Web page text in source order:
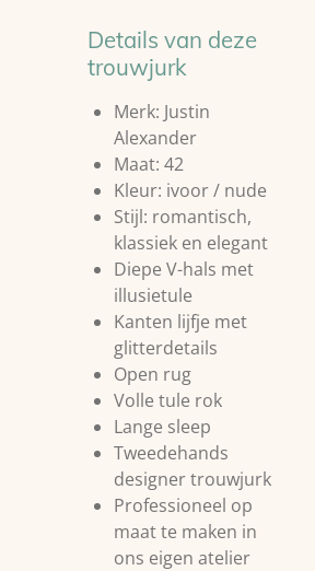
Details van deze
trouwjurk
Merk: Justin
Alexander
Maat: 42
Kleur: ivoor / nude
Stijl: romantisch,
klassiek en elegant
Diepe V-hals met
illusietule
Kanten lijfje met
glitterdetails
Open rug
Volle tule rok
Lange sleep
Tweedehands
designer trouwjurk
Professioneel op
maat te maken in
ons eigen atelier